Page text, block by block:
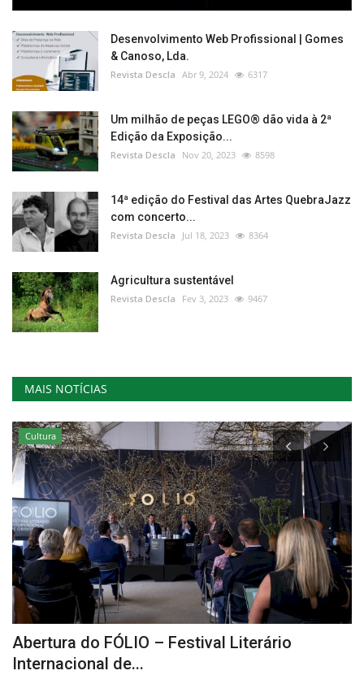
Desenvolvimento Web Profissional | Gomes
& Canoso, Lda.
Revista Descla Abr 9, 2024 6317
Um milhão de peças LEGO® dão vida à 2ª
Edição da Exposição...
Revista Descla Nov 20, 2023 8598
14ª edição do Festival das Artes QuebraJazz
com concerto...
Revista Descla Jul 18, 2023 8364
Agricultura sustentável
Revista Descla Fev 3, 2023 9467
MAIS NOTÍCIAS
Cultura
Abertura do FÓLIO – Festival Literário
Internacional de...